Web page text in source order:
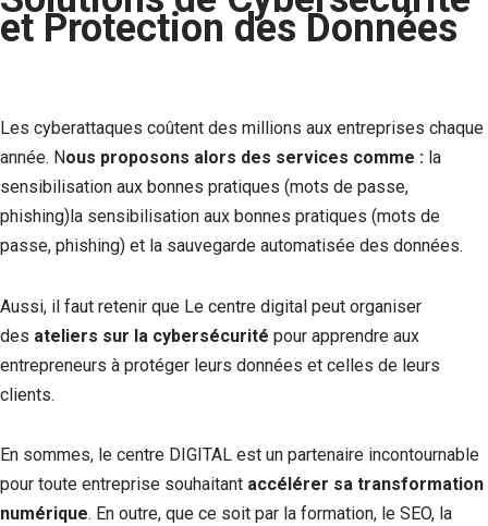
et Protection des Données
Les cyberattaques coûtent des millions aux entreprises chaque
année. Nous proposons alors des services comme : la
sensibilisation aux bonnes pratiques (mots de passe,
phishing)la sensibilisation aux bonnes pratiques (mots de
passe, phishing) et la sauvegarde automatisée des données.
Aussi, il faut retenir que Le centre digital peut organiser
des ateliers sur la cybersécurité pour apprendre aux
entrepreneurs à protéger leurs données et celles de leurs
clients.
En sommes, le centre DIGITAL est un partenaire incontournable
pour toute entreprise souhaitant accélérer sa transformation
numérique. En outre, que ce soit par la formation, le SEO, la